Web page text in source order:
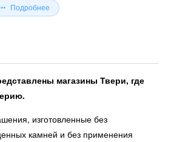
Подробнее
магазины Твери, где
изготовленные без
камней и без применения